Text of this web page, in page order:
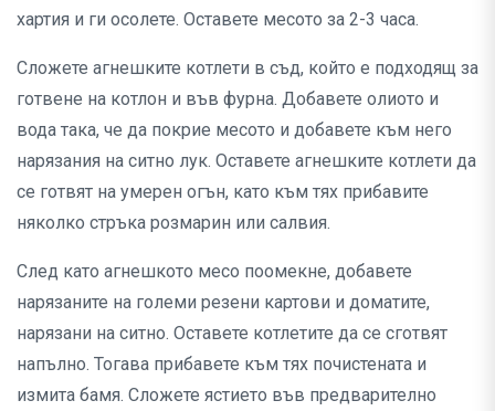
хартия и ги осолете. Оставете месото за 2-3 часа.
Сложете агнешките котлети в съд, който е подходящ за
готвене на котлон и във фурна. Добавете олиото и
вода така, че да покрие месото и добавете към него
нарязания на ситно лук. Оставете агнешките котлети да
се готвят на умерен огън, като към тях прибавите
няколко стръка розмарин или салвия.
След като агнешкото месо поомекне, добавете
нарязаните на големи резени картови и доматите,
нарязани на ситно. Оставете котлетите да се сготвят
напълно. Тогава прибавете към тях почистената и
измита бамя. Сложете ястието във предварително